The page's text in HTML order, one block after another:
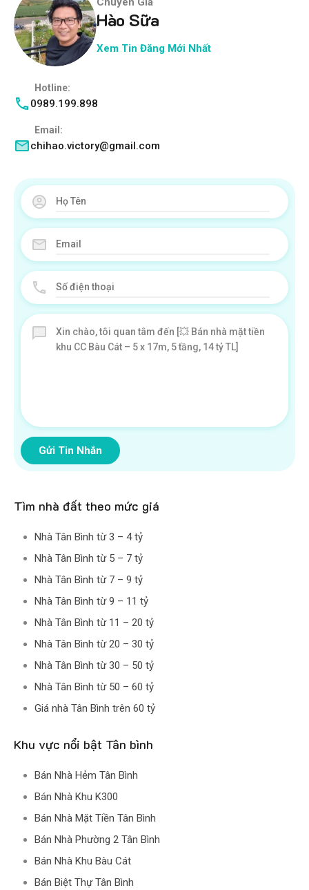
Hào Sữa
Xem Tin Đăng Mới Nhất
Hotline:
0989.199.898
Email:
chihao.victory@gmail.com
Gửi Tin Nhắn
Tìm nhà đất theo mức giá
Nhà Tân Bình từ 3 – 4 tỷ
Nhà Tân Bình từ 5 – 7 tỷ
Nhà Tân Bình từ 7 – 9 tỷ
Nhà Tân Bình từ 9 – 11 tỷ
Nhà Tân Bình từ 11 – 20 tỷ
Nhà Tân Bình từ 20 – 30 tỷ
Nhà Tân Bình từ 30 – 50 tỷ
Nhà Tân Bình từ 50 – 60 tỷ
Giá nhà Tân Bình trên 60 tỷ
Khu vực nổi bật Tân bình
Bán Nhà Hẻm Tân Bình
Bán Nhà Khu K300
Bán Nhà Mặt Tiền Tân Bình
Bán Nhà Phường 2 Tân Bình
Bán Nhà Khu Bàu Cát
Bán Biệt Thự Tân Bình